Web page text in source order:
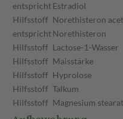
entsprichtEstradiol
Hilfsstoff Norethisteron
entsprichtNorethisteron
Hilfsstoff Lactose-1-Wasser
Hilfsstoff Maisstärke
Hilfsstoff Hyprolose
Hilfsstoff Talkum
Hilfsstoff Magnesium stearat